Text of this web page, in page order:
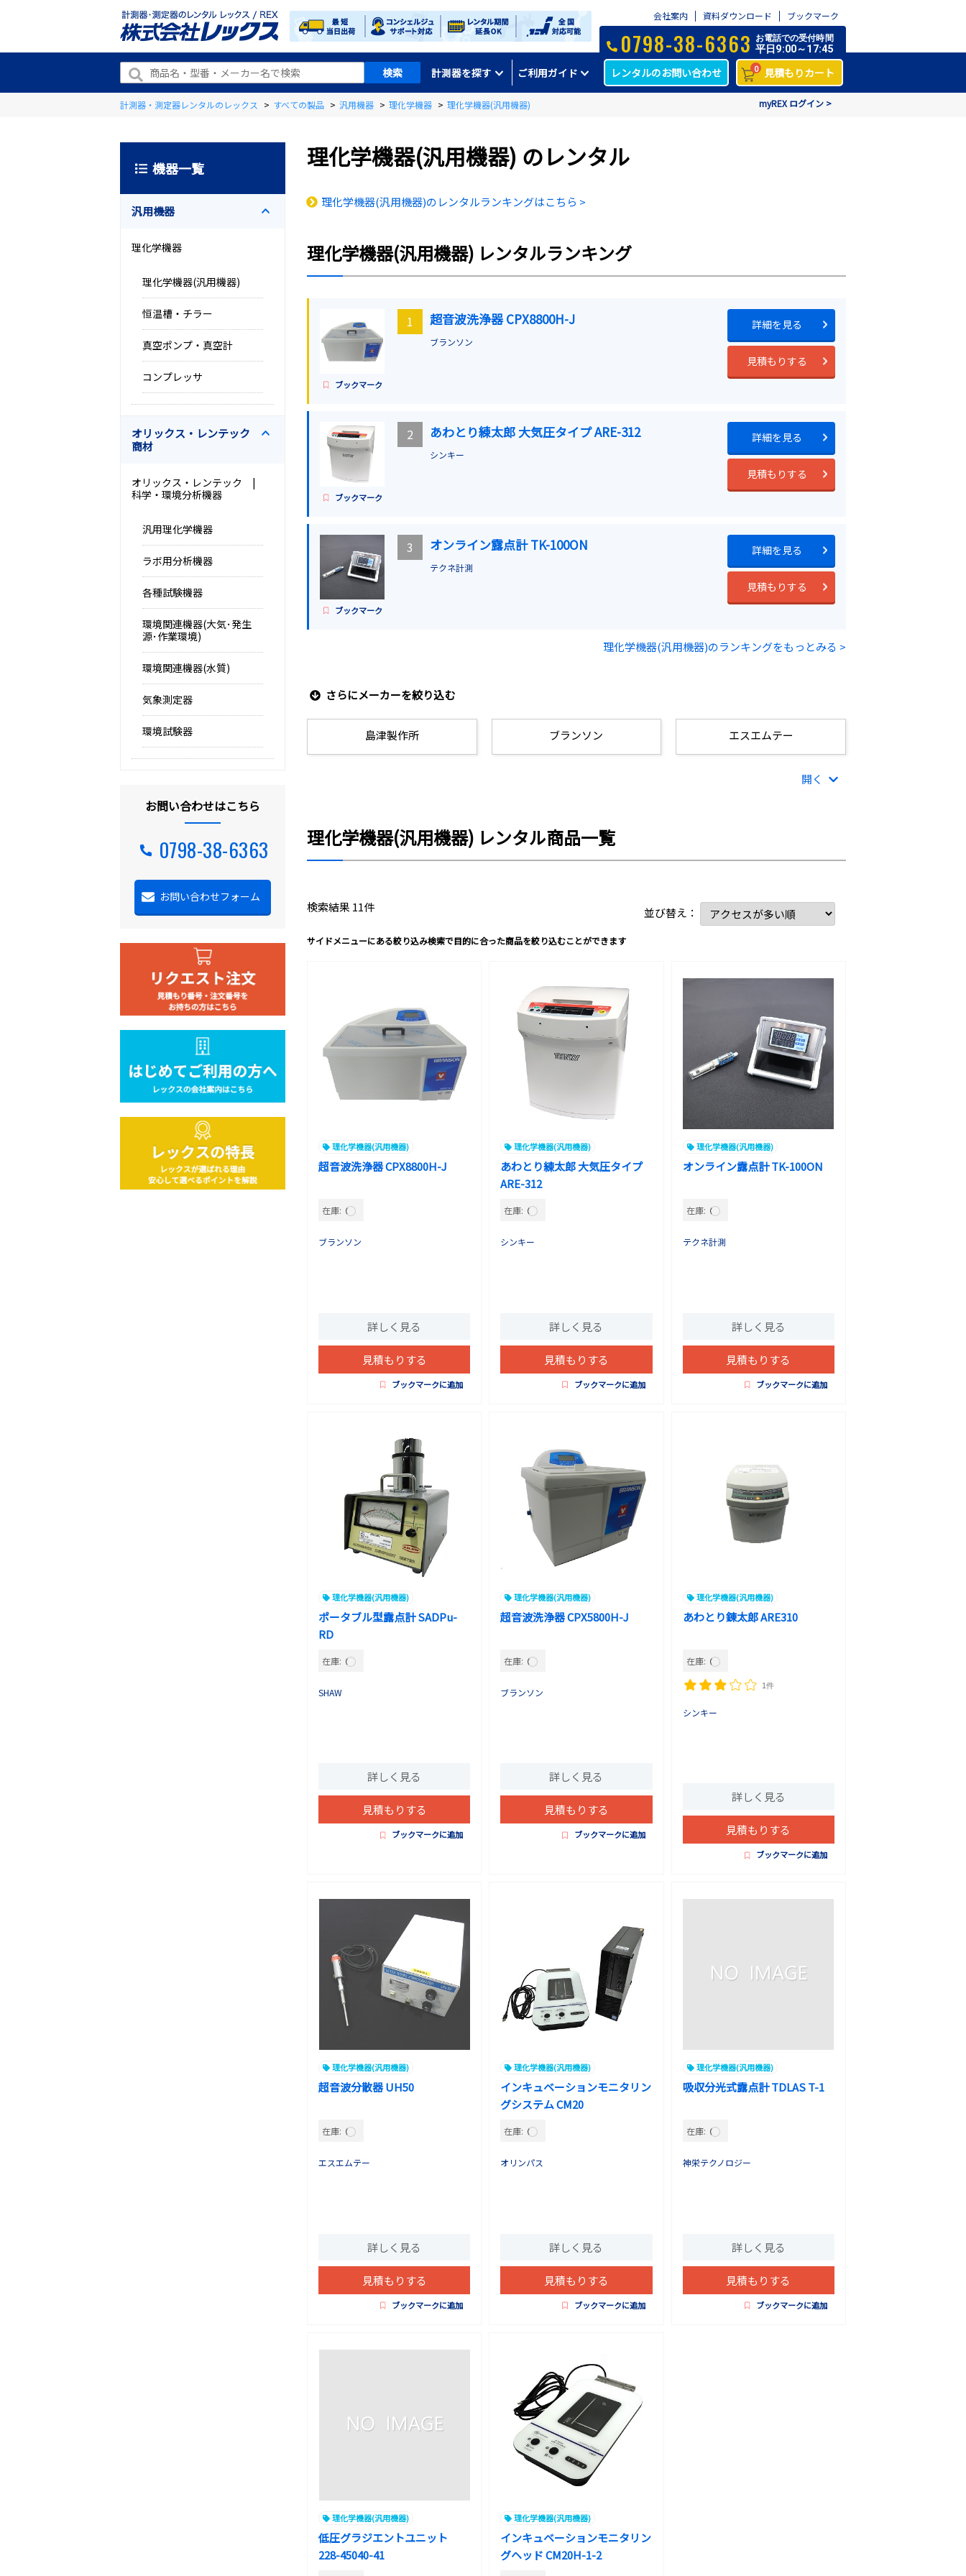
会社案内 資料ダウンロード ブックマーク
計測器を探す ご利用ガイド
0798-38-6363 お電話での受付時間
平日9:00～17:45
レンタルのお問い合わせ 0 見積もりカート
myREX ログイン >
計測器・測定器レンタルのレックス > すべての製品 > 汎用機器 > 理化学機器 > 理化学機器(汎用機器)
理化学機器(汎用機器) のレンタル
理化学機器(汎用機器)のレンタルランキングはこちら >
理化学機器(汎用機器) レンタルランキング
ブックマーク
1 超音波洗浄器 CPX8800H-J
ブランソン
詳細を見る
見積もりする
ブックマーク
2 あわとり練太郎 大気圧タイプ ARE-312
シンキー
詳細を見る
見積もりする
ブックマーク
3 オンライン露点計 TK-100ON
テクネ計測
詳細を見る
見積もりする
理化学機器(汎用機器)のランキングをもっとみる >
さらにメーカーを絞り込む
島津製作所 ブランソン エスエムテー
開く
理化学機器(汎用機器) レンタル商品一覧
検索結果 11件 並び替え：
サイドメニューにある絞り込み検索で目的に合った商品を絞り込むことができます
理化学機器(汎用機器)
超音波洗浄器 CPX8800H-J
在庫:
ブランソン
詳しく見る
見積もりする
ブックマークに追加
理化学機器(汎用機器)
あわとり練太郎 大気圧タイプ
ARE-312
在庫:
シンキー
詳しく見る
見積もりする
ブックマークに追加
理化学機器(汎用機器)
オンライン露点計 TK-100ON
在庫:
テクネ計測
詳しく見る
見積もりする
ブックマークに追加
理化学機器(汎用機器)
ポータブル型露点計 SADPu-
RD
在庫:
SHAW
詳しく見る
見積もりする
ブックマークに追加
理化学機器(汎用機器)
超音波洗浄器 CPX5800H-J
在庫:
ブランソン
詳しく見る
見積もりする
ブックマークに追加
理化学機器(汎用機器)
あわとり錬太郎 ARE310
在庫:
1件
シンキー
詳しく見る
見積もりする
ブックマークに追加
理化学機器(汎用機器)
超音波分散器 UH50
在庫:
エスエムテー
詳しく見る
見積もりする
ブックマークに追加
理化学機器(汎用機器)
インキュベーションモニタリン
グシステム CM20
在庫:
オリンパス
詳しく見る
見積もりする
ブックマークに追加
理化学機器(汎用機器)
吸収分光式露点計 TDLAS T-1
在庫:
神栄テクノロジー
詳しく見る
見積もりする
ブックマークに追加
理化学機器(汎用機器)
低圧グラジエントユニット
228-45040-41
理化学機器(汎用機器)
インキュベーションモニタリン
グヘッド CM20H-1-2
機器一覧
汎用機器
理化学機器
理化学機器(汎用機器)
恒温槽・チラー
真空ポンプ・真空計
コンプレッサ
オリックス・レンテック
商材
オリックス・レンテック |
科学・環境分析機器
汎用理化学機器
ラボ用分析機器
各種試験機器
環境関連機器(大気･発生
源･作業環境)
環境関連機器(水質)
気象測定器
環境試験器
お問い合わせはこちら
0798-38-6363
お問い合わせフォーム